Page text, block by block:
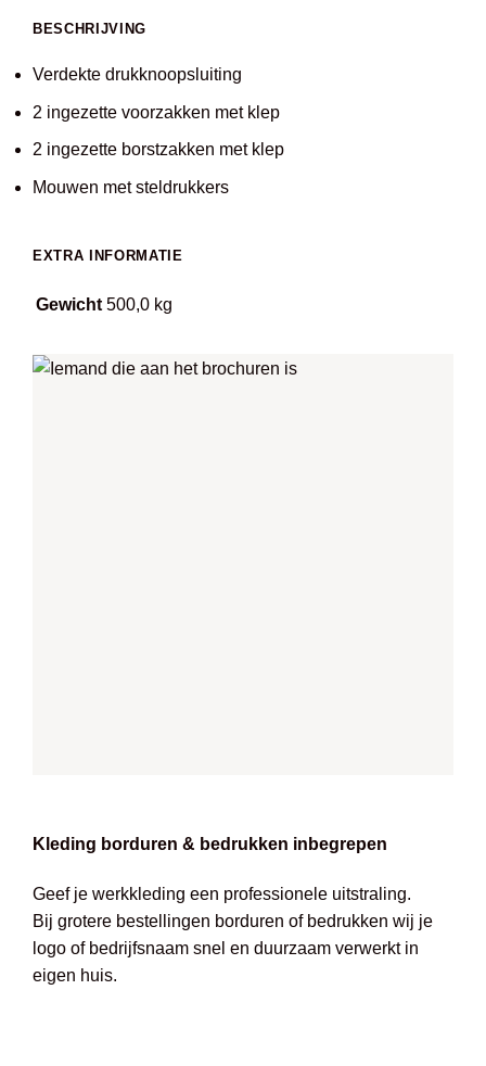
BESCHRIJVING
Verdekte drukknoopsluiting
2 ingezette voorzakken met klep
2 ingezette borstzakken met klep
Mouwen met steldrukkers
EXTRA INFORMATIE
Gewicht 500,0 kg
Kleding borduren & bedrukken inbegrepen
Geef je werkkleding een professionele uitstraling.
Bij grotere bestellingen borduren of bedrukken wij je
logo of bedrijfsnaam snel en duurzaam verwerkt in
eigen huis.